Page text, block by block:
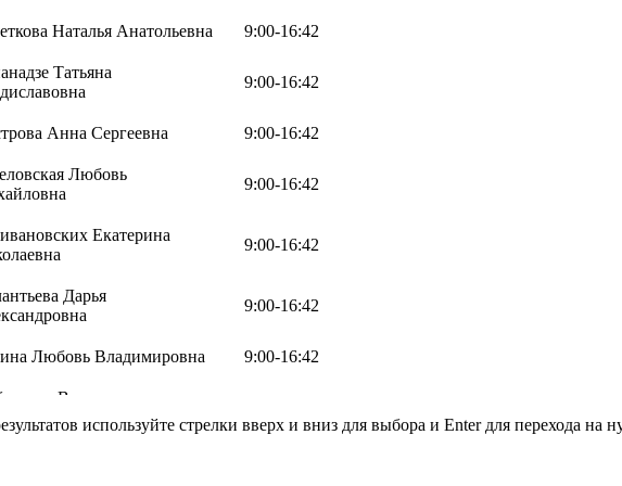
Наталья Анатольевна 9:00-16:42
Татьяна
9:00-16:42
Анна Сергеевна 9:00-16:42
Любовь
9:00-16:42
Екатерина
9:00-16:42
Дарья
9:00-16:42
Любовь Владимировна 9:00-16:42
Валентина
используйте стрелки вверх и вниз для выбора и Enter для перехода на